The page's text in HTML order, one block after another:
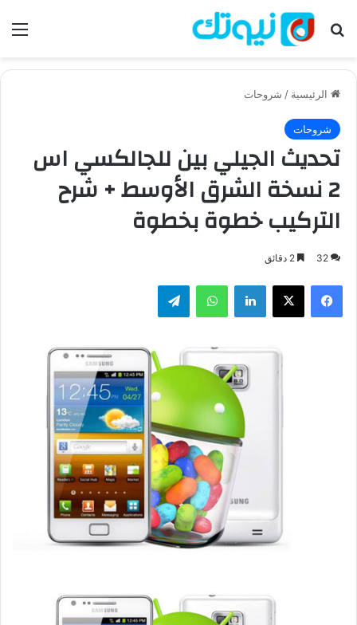
بحث عن
الرئيسية / شروحات
شروحات
تحديث الجيلي بين للجالكسي اس
2 نسخة الشرق الأوسط + شرح
التركيب خطوة بخطوة
32
فيسبوك لينكدإن واتساب